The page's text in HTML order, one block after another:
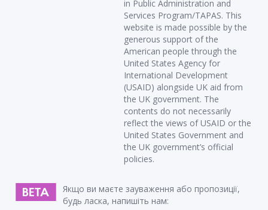
in Public Administration and
Services Program/TAPAS. This
website is made possible by the
generous support of the
American people through the
United States Agency for
International Development
(USAID) alongside UK aid from
the UK government. The
contents do not necessarily
reflect the views of USAID or the
United States Government and
the UK government’s official
policies.
Якщо ви маєте зауваження або пропозиції,
будь ласка, напишіть нам: